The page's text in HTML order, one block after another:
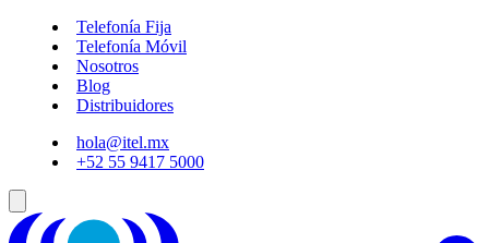
Telefonía Fija
Telefonía Móvil
Nosotros
Blog
Distribuidores
hola@itel.mx
+52 55 9417 5000